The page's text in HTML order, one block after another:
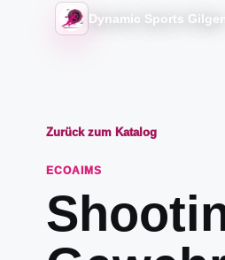
Dynamic Sports Gilgen
Zurück zum Katalog
ECOAIMS